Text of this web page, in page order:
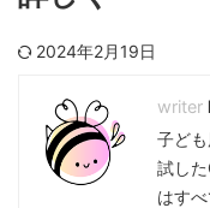
2024年2月19日
子ど
試し
はす